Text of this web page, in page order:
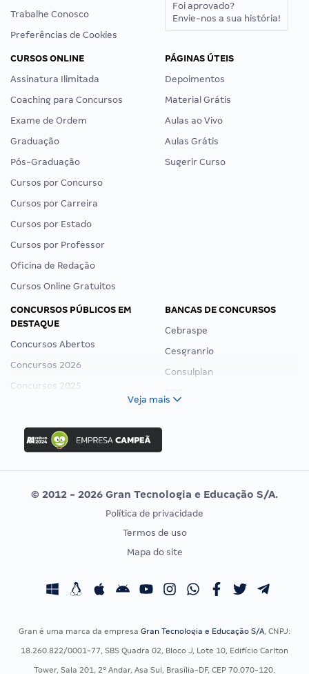
Trabalhe Conosco
Preferências de Cookies
Foi aprovado?
Envie-nos a sua história!
CURSOS ONLINE
Assinatura Ilimitada
Coaching para Concursos
Exame de Ordem
Graduação
Pós-Graduação
Cursos por Concurso
Cursos por Carreira
Cursos por Estado
Cursos por Professor
Oficina de Redação
Cursos Online Gratuitos
PÁGINAS ÚTEIS
Depoimentos
Material Grátis
Aulas ao Vivo
Aulas Grátis
Sugerir Curso
CONCURSOS PÚBLICOS EM
DESTAQUE
Concursos Abertos
Concursos 2026
Concursos 2025
Concurso Ibama
Concurso MPU
Editais publicados
BANCAS DE CONCURSOS
Cebraspe
Cesgranrio
Consulplan
Vunesp
CONCURSOS POR PROFISSÃO
Concursos Fiscais
Concursos Saúde
EXAME DE ORDEM
Calendário OAB
Veja mais
© 2012 - 2026 Gran Tecnologia e Educação S/A.
Política de privacidade
Termos de uso
Mapa do site
Gran é uma marca da empresa Gran Tecnologia e Educação S/A, CNPJ:
18.260.822/0001-77, SBS Quadra 02, Bloco J, Lote 10, Edifício Carlton
Tower, Sala 201, 2º Andar, Asa Sul, Brasília-DF, CEP 70.070-120.